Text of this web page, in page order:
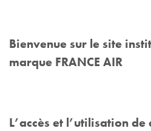
Bienvenue sur le site
marque FRANCE AIR
L’accès et l’utilisation